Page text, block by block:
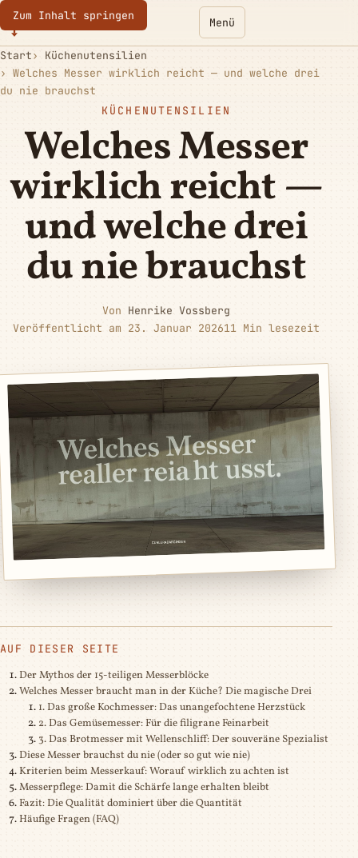
Zum Inhalt springen
Eurotoques Menü
Start
Küchenutensilien
Welches Messer wirklich reicht — und welche drei
du nie brauchst
KÜCHENUTENSILIEN
Welches Messer
wirklich reicht —
und welche drei
du nie brauchst
Von Henrike Vossberg
Veröffentlicht am 23. Januar 202611 Min lesezeit
AUF DIESER SEITE
Der Mythos der 15-teiligen Messerblöcke
Welches Messer braucht man in der Küche? Die magische Drei
1. Das große Kochmesser: Das unangefochtene Herzstück
2. Das Gemüsemesser: Für die filigrane Feinarbeit
3. Das Brotmesser mit Wellenschliff: Der souveräne Spezialist
Diese Messer brauchst du nie (oder so gut wie nie)
Kriterien beim Messerkauf: Worauf wirklich zu achten ist
Messerpflege: Damit die Schärfe lange erhalten bleibt
Fazit: Die Qualität dominiert über die Quantität
Häufige Fragen (FAQ)